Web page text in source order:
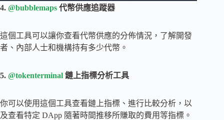
4. @bubblemaps 代幣供應追蹤器
這個工具可以讓你查看代幣供應的分佈情況，了解開發
者、內部人士和機構持有多少代幣。
5. @tokenterminal 鏈上指標分析工具
你可以使用這個工具查看鏈上指標、進行比較分析，以
及查看特定 DApp 隨著時間推移所賺取的費用等指標。